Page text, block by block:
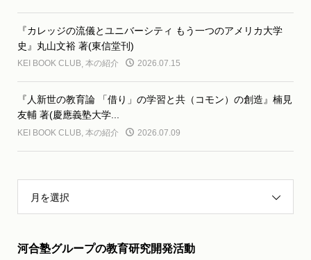
『カレッジの流儀とユニバーシティ もう一つのアメリカ大学
史』丸山文裕 著(東信堂刊)
KEI BOOK CLUB, 本の紹介 2026.07.15
『人新世の教育論 「借り」の学習と共（コモン）の創造』楠見
友輔 著(慶應義塾大学...
KEI BOOK CLUB, 本の紹介 2026.07.09
月を選択
河合塾グループの教育研究開発活動